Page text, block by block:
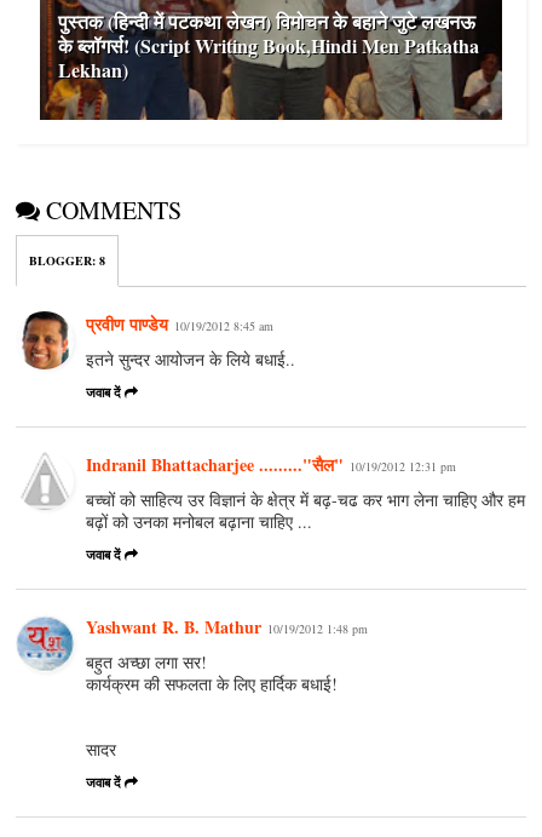
पुस्तक (हिन्‍दी में पटकथा लेखन) विमोचन के बहाने जुटे लखनऊ
के ब्लॉगर्स! (Script Writing Book,Hindi Men Patkatha
Lekhan)
COMMENTS
BLOGGER:8
प्रवीण पाण्डेय 10/19/2012 8:45 am
इतने सुन्दर आयोजन के लिये बधाई..
जवाब दें
Indranil Bhattacharjee ........."सैल" 10/19/2012 12:31 pm
बच्चों को साहित्य उर विज्ञानं के क्षेत्र में बढ़-चढ कर भाग लेना चाहिए और हम
बढ़ों को उनका मनोबल बढ़ाना चाहिए ...
जवाब दें
Yashwant R. B. Mathur 10/19/2012 1:48 pm
बहुत अच्छा लगा सर!
कार्यक्रम की सफलता के लिए हार्दिक बधाई!
सादर
जवाब दें